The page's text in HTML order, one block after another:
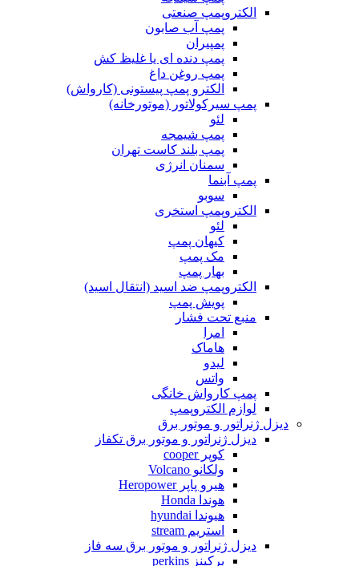
الکتروپمپ صنعتی
پمپ آب صابون
پمپیران
پمپ دنده ای یا غلیظ کش
پمپ روغن داغ
الکترو پمپ پیستونی (کارواش)
پمپ سیرکولاتور (موتورخانه)
لئو
پمپ شیمجه
پمپ بلند کاست تهران
سمنان انرژی
پمپ آبنما
سوبو
الکتروپمپ استخری
لئو
کیهان پمپ
مک پمپ
بهار پمپ
الکتروپمپ ضد اسید (انتقال اسید)
پویش پمپ
منبع تحت فشار
امرا
هاماک
لیدو
واتس
پمپ کارواش خانگی
لوازم الکتروپمپ
دیزل ژنراتور و موتور برق
دیزل ژنراتور و موتور برق تکفاز
کوپر cooper
ولکانو Volcano
هیرو پاپر Heropower
هوندا Honda
هیوندا hyundai
استریم stream
دیزل ژنراتور و موتور برق سه فاز
پرکینز perkins